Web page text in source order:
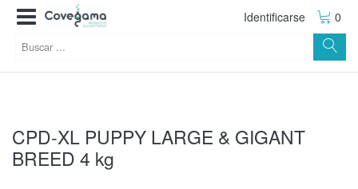
Identificarse 0
CPD-XL PUPPY LARGE & GIGANT
BREED 4 kg